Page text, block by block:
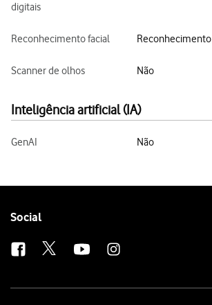
digitais
Reconhecimento facial
Scanner de olhos Não
Inteligência artificial (IA)
GenAI Não
Follow
Social